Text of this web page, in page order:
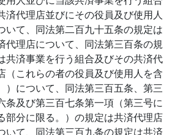
済代理店並びにその役員及び使用人
いて、同法第二百九十五条の規定は
代理店について、同法第三百条の規
共済事業を行う組合及びその共済代
（これらの者の役員及び使用人を含
）について、同法第三百五条、第三
条及び第三百七条第一項（第三号に
部分に限る。）の規定は共済代理店
いて、同法第三百九条の規定は共済